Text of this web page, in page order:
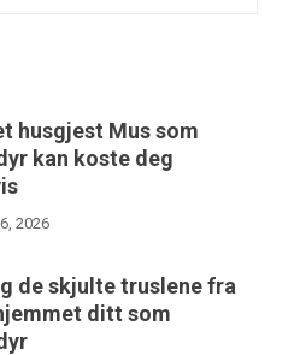
husgjest Mus som
kan koste deg
2026
de skjulte truslene fra
ditt som